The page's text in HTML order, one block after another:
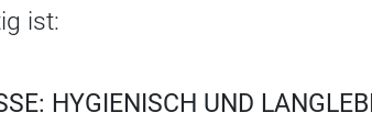
ist:
HYGIENISCH UND